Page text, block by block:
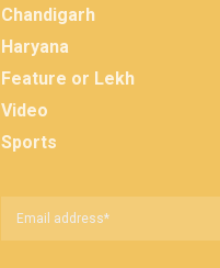
Chandigarh
Haryana
Feature or Lekh
Video
Sports